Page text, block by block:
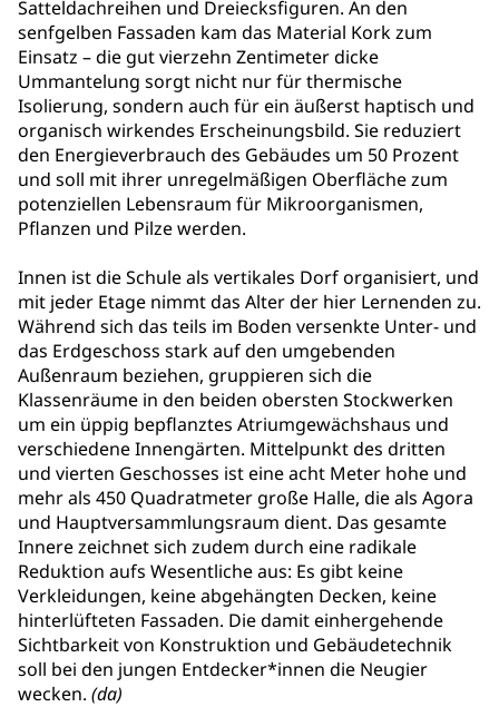
Satteldachreihen und Dreiecksfiguren. An den
senfgelben Fassaden kam das Material Kork zum
Einsatz – die gut vierzehn Zentimeter dicke
Ummantelung sorgt nicht nur für thermische
Isolierung, sondern auch für ein äußerst haptisch und
organisch wirkendes Erscheinungsbild. Sie reduziert
den Energieverbrauch des Gebäudes um 50 Prozent
und soll mit ihrer unregelmäßigen Oberfläche zum
potenziellen Lebensraum für Mikroorganismen,
Pflanzen und Pilze werden.
Innen ist die Schule als vertikales Dorf organisiert, und
mit jeder Etage nimmt das Alter der hier Lernenden zu.
Während sich das teils im Boden versenkte Unter- und
das Erdgeschoss stark auf den umgebenden
Außenraum beziehen, gruppieren sich die
Klassenräume in den beiden obersten Stockwerken
um ein üppig bepflanztes Atriumgewächshaus und
verschiedene Innengärten. Mittelpunkt des dritten
und vierten Geschosses ist eine acht Meter hohe und
mehr als 450 Quadratmeter große Halle, die als Agora
und Hauptversammlungsraum dient. Das gesamte
Innere zeichnet sich zudem durch eine radikale
Reduktion aufs Wesentliche aus: Es gibt keine
Verkleidungen, keine abgehängten Decken, keine
hinterlüfteten Fassaden. Die damit einhergehende
Sichtbarkeit von Konstruktion und Gebäudetechnik
soll bei den jungen Entdecker*innen die Neugier
wecken. (da)